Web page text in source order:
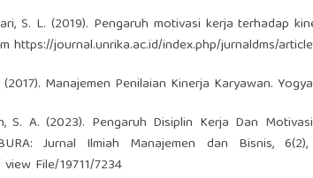
S. L. (2019). Pengaruh motivasi kerja terhadap
https://journal.unrika.ac.id/index.php/jurnaldms/
Manajemen Penilaian Kinerja Karyawan.
S. A. (2023). Pengaruh Disiplin Kerja Dan
Jurnal Ilmiah Manajemen dan Bisnis,
File/19711/7234